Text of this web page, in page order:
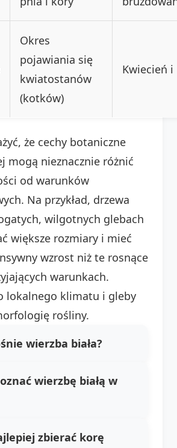
Okres
pojawiania się
kwiatostanów
(kotków)
Kwiecień i
że cechy botaniczne
mogą nieznacznie różnić
od warunków
Na przykład, drzewa
wilgotnych glebach
większe rozmiary i mieć
wzrost niż te rosnące
warunkach.
lokalnego klimatu i gleby
rośliny.
wierzba biała?
wierzbę białą w
zbierać korę